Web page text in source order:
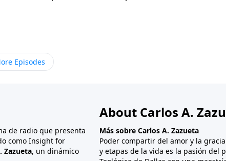
siendo el punto mas apasionado de toda su carta.
Episodes
de radio que presenta
como Insight for
Zazueta, un dinámico
About Carlos A.
Más sobre Carlos A. Zazueta
Poder compartir del amor y la
y etapas de la vida es la pasión del